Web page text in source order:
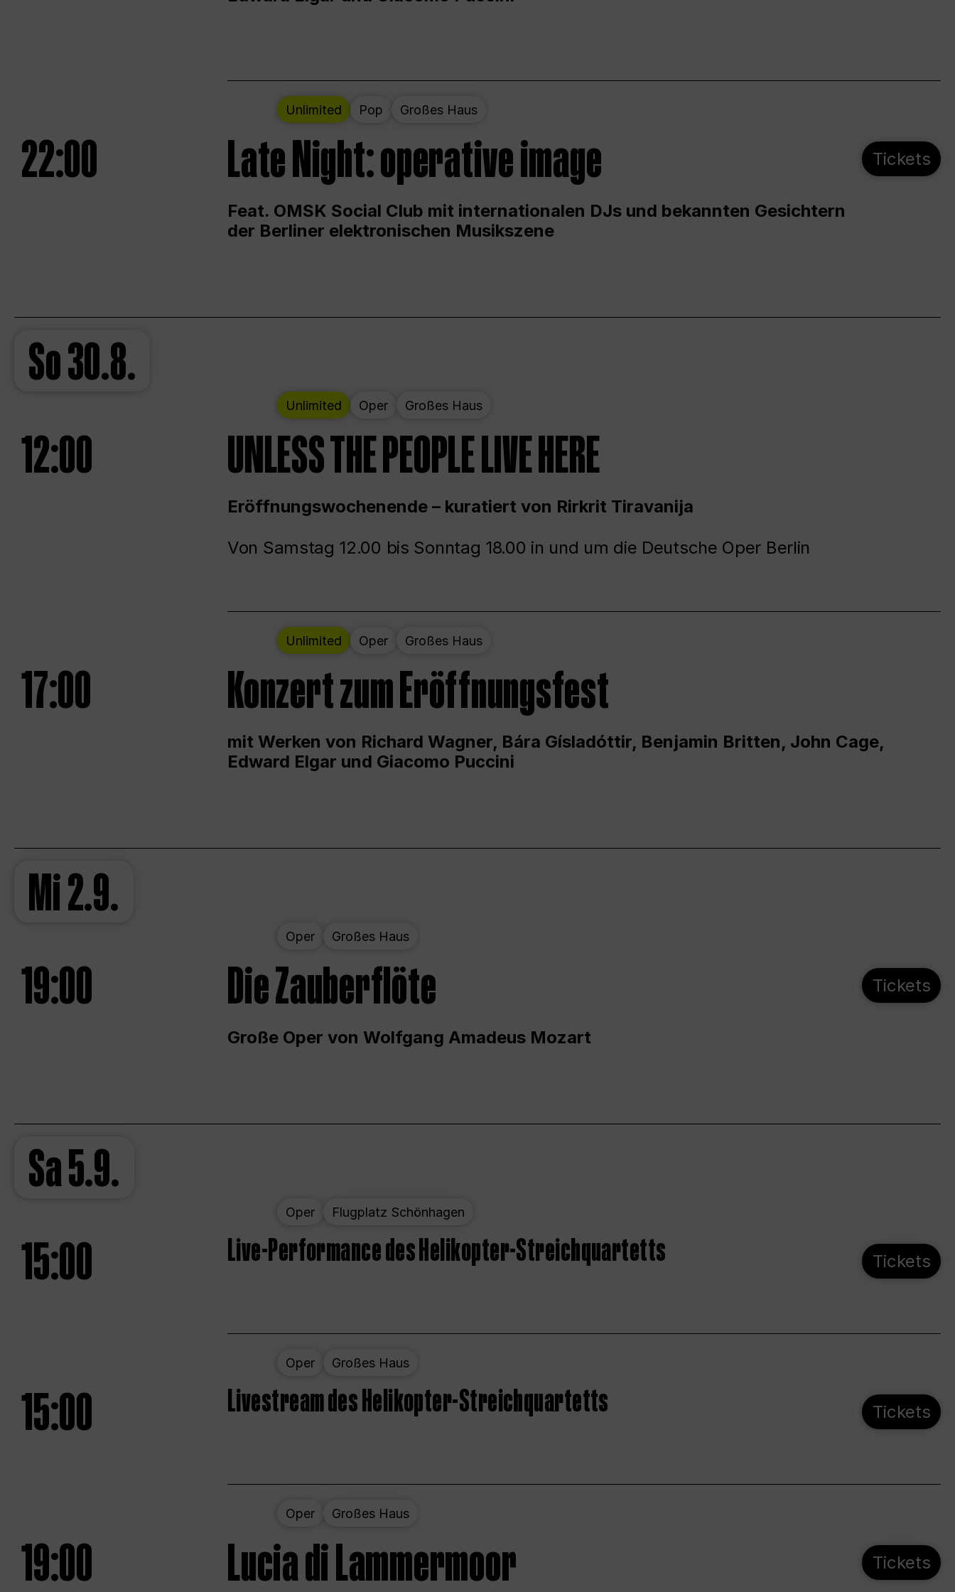
Unlimited Pop Großes Haus
22:00 Late Night: operative image
Feat. OMSK Social Club mit internationalen DJs und bekannten Gesichtern
der Berliner elektronischen Musikszene
Tickets
So30.8.
Unlimited Oper Großes Haus
12:00 UNLESS THE PEOPLE LIVE HERE
Eröffnungswochenende – kuratiert von Rirkrit Tiravanija
Von Samstag 12.00 bis Sonntag 18.00 in und um die Deutsche Oper Berlin
Unlimited Oper Großes Haus
17:00 Konzert zum Eröffnungsfest
mit Werken von Richard Wagner, Bára Gísladóttir, Benjamin Britten, John Cage,
Edward Elgar und Giacomo Puccini
Mi2.9.
Oper Großes Haus
19:00 Die Zauberflöte
Große Oper von Wolfgang Amadeus Mozart
Tickets
Sa5.9.
Oper Flugplatz Schönhagen
15:00 Live-Performance des Helikopter-Streichquartetts Tickets
Oper Großes Haus
15:00 Livestream des Helikopter-Streichquartetts Tickets
Oper Großes Haus
19:00 Lucia di Lammermoor Tickets